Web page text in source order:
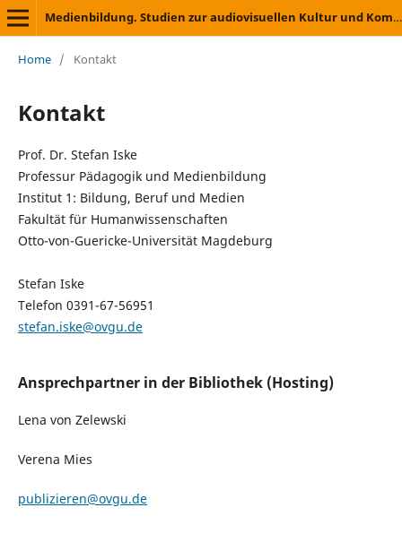
Medienbildung. Studien zur audiovisuellen Kultur und Kommunikation
Home / Kontakt
Kontakt
Prof. Dr. Stefan Iske
Professur Pädagogik und Medienbildung
Institut 1: Bildung, Beruf und Medien
Fakultät für Humanwissenschaften
Otto-von-Guericke-Universität Magdeburg
Stefan Iske
Telefon 0391-67-56951
stefan.iske@ovgu.de
Ansprechpartner in der Bibliothek (Hosting)
Lena von Zelewski
Verena Mies
publizieren@ovgu.de